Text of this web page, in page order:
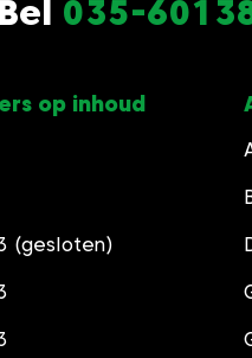
kan
worden
op
035-
op inhoud
(gesloten)